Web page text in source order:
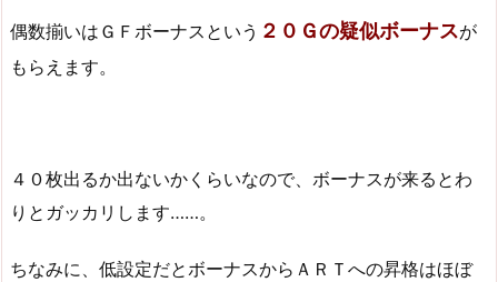
偶数揃いはＧＦボーナスという ２０Ｇの疑似ボーナスが
もらえます。
４０枚出るか出ないかくらいなので、ボーナスが来るとわ
りとガッカリします……。
ちなみに、低設定だとボーナスからＡＲＴへの昇格はほぼ